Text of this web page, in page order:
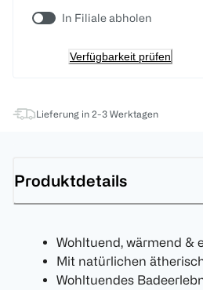
In Filiale abholen
Verfügbarkeit prüfen
Lieferung in 2-3 Werktagen
Produktdetails
Wohltuend, wärmend &
Mit natürlichen
Wohltuendes